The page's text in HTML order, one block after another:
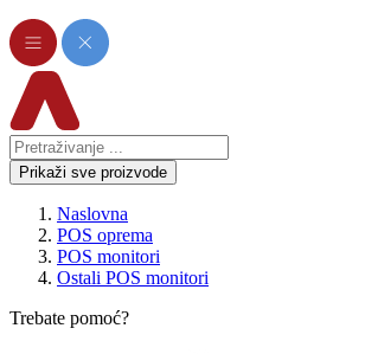
Prikaži sve proizvode
Naslovna
POS oprema
POS monitori
Ostali POS monitori
Trebate pomoć?